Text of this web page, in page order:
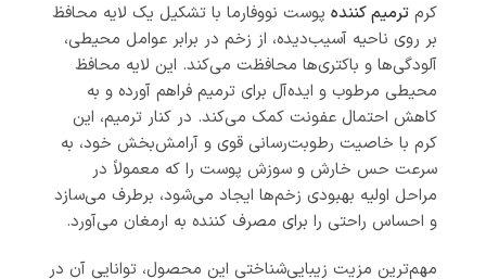
کرم ترمیم کننده پوست نووفارما با تشکیل یک لایه محافظ
بر روی ناحیه آسیب‌دیده، از زخم در برابر عوامل محیطی،
آلودگی‌ها و باکتری‌ها محافظت می‌کند. این لایه محافظ
محیطی مرطوب و ایده‌آل برای ترمیم فراهم آورده و به
کاهش احتمال عفونت کمک می‌کند. در کنار ترمیم، این
کرم با خاصیت رطوبت‌رسانی قوی و آرامش‌بخش خود، به
سرعت حس خارش و سوزش پوست را که معمولاً در
مراحل اولیه بهبودی زخم‌ها ایجاد می‌شود، برطرف می‌سازد
و احساس راحتی را برای مصرف کننده به ارمغان می‌آورد.
مهم‌ترین مزیت زیبایی‌شناختی این محصول، توانایی آن در